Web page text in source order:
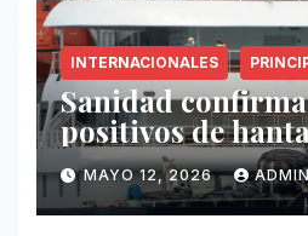
INTERNACIONALES
Sanidad
positivos de
vinculados al
Hondius
MAYO 12, 2026